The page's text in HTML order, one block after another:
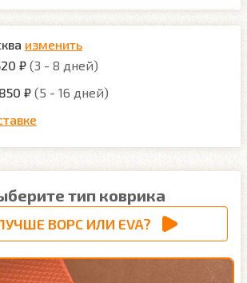
изменить
₽ (3 - 8 дней)
₽ (5 - 16 дней)
тип коврика
ВОРС ИЛИ EVA?